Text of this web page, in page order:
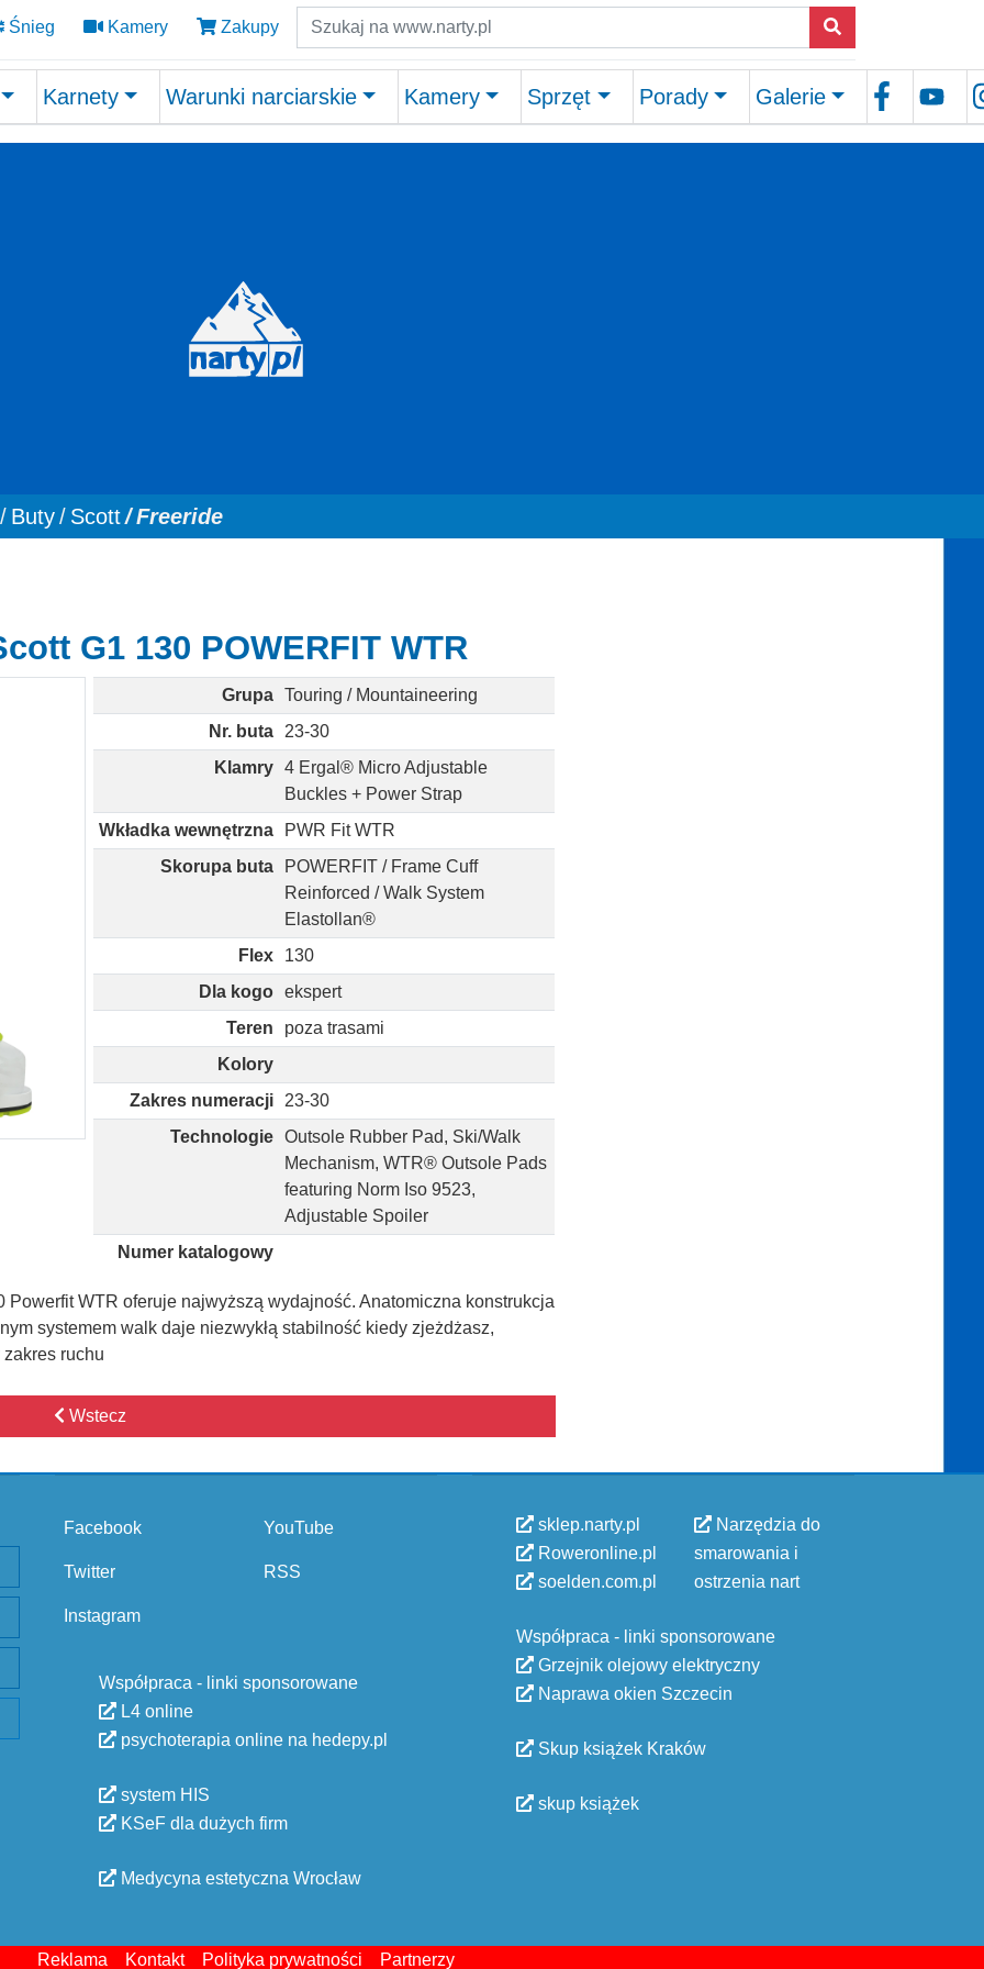
Śnieg Kamery Zakupy Szukaj
Karnety Warunki narciarskie Kamery Sprzęt Porady Galerie
Buty Scott Freeride
G1 130 POWERFIT WTR
Grupa Touring / Mountaineering
Nr. buta
23-30
Klamry 4 Ergal® Micro Adjustable
Buckles + Power Strap
Wkładka wewnętrzna
PWR Fit WTR
Skorupa buta
POWERFIT / Frame Cuff
Reinforced / Walk System
Elastollan®
Flex
130
Dla kogo ekspert
Teren
poza trasami
Kolory
Zakres numeracji
23-30
Technologie Outsole Rubber Pad, Ski/Walk
Mechanism, WTR® Outsole Pads
featuring Norm Iso 9523,
Adjustable Spoiler
Numer katalogowy
WTR oferuje najwyższą wydajność. Anatomiczna konstrukcja
systemem walk daje niezwykłą stabilność kiedy zjeżdżasz,
ruchu
Wstecz
Facebook
Twitter
Instagram
YouTube
RSS
Współpraca - linki sponsorowane
L4 online
psychoterapia online na hedepy.pl
system HIS
KSeF dla dużych firm
Medycyna estetyczna Wrocław
sklep.narty.pl
Roweronline.pl
soelden.com.pl
Narzędzia do
smarowania i
ostrzenia nart
Współpraca - linki sponsorowane
Grzejnik olejowy elektryczny
Naprawa okien Szczecin
Skup książek Kraków
skup książek
Reklama Kontakt Polityka prywatności Partnerzy